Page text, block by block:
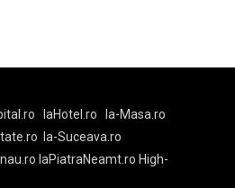
laHotel.ro
la-Masa.ro
la-Suceava.ro
laPiatraNeamt.ro High-